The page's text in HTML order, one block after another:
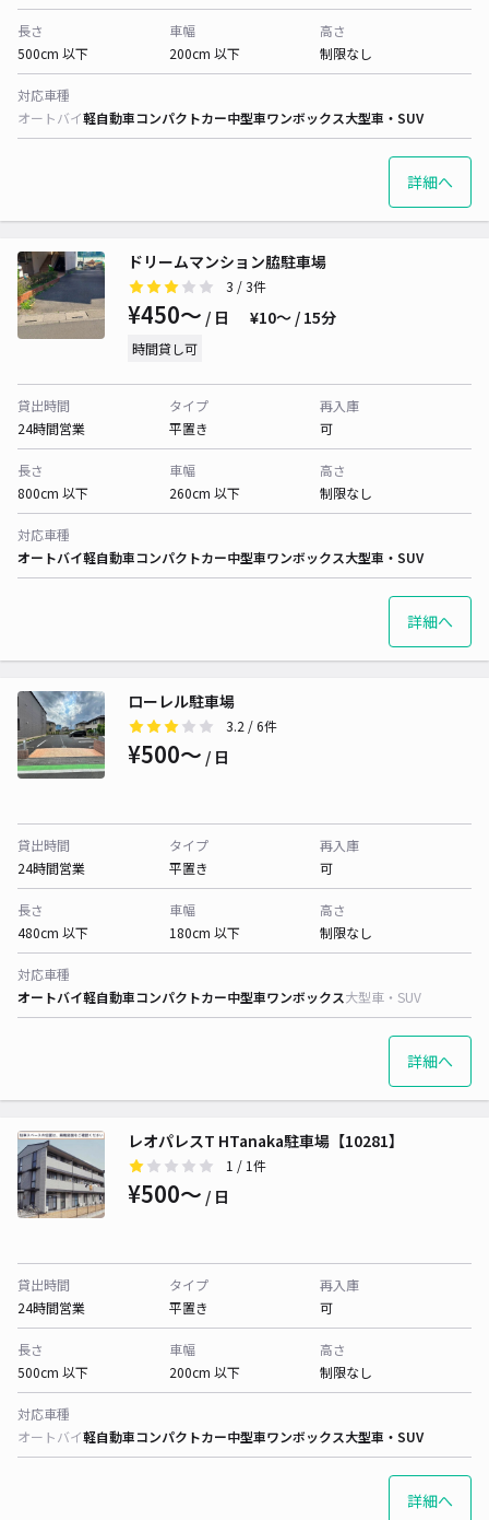
長さ
500cm 以下
車幅
200cm 以下
高さ
制限なし
対応車種
オートバイ軽自動車コンパクトカー中型車ワンボックス大型車・SUV
詳細へ
ドリームマンション脇駐車場
3 / 3件
¥450〜 / 日 ¥10〜 / 15分
時間貸し可
貸出時間
24時間営業
タイプ
平置き
再入庫
可
長さ
800cm 以下
車幅
260cm 以下
高さ
制限なし
対応車種
オートバイ軽自動車コンパクトカー中型車ワンボックス大型車・SUV
詳細へ
ローレル駐車場
3.2 / 6件
¥500〜 / 日
貸出時間
24時間営業
タイプ
平置き
再入庫
可
長さ
480cm 以下
車幅
180cm 以下
高さ
制限なし
対応車種
オートバイ軽自動車コンパクトカー中型車ワンボックス大型車・SUV
詳細へ
レオパレスT HTanaka駐車場【10281】
1 / 1件
¥500〜 / 日
貸出時間
24時間営業
タイプ
平置き
再入庫
可
長さ
500cm 以下
車幅
200cm 以下
高さ
制限なし
対応車種
オートバイ軽自動車コンパクトカー中型車ワンボックス大型車・SUV
詳細へ